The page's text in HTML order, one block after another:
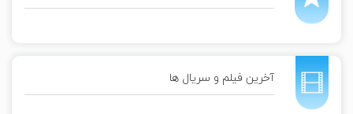
آخرین فیلم و سریال ها